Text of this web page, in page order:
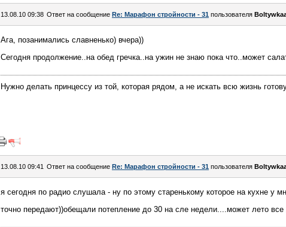
13.08.10 09:38 Ответ на сообщение Re: Марафон стройности - 31 пользователя
Ага, позанимались славненько) вчера))
Сегодня продолжение..на обед гречка..на ужин не знаю пока что..может
Нужно делать принцессу из той, которая рядом, а не искать всю жизнь
13.08.10 09:41 Ответ на сообщение Re: Марафон стройности - 31 пользователя
я сегодня по радио слушала - ну по этому старенькому которое на кухне у
точно передают))обещали потепление до 30 на сле недели....может лето